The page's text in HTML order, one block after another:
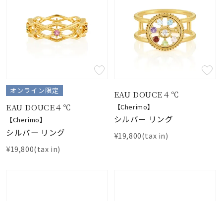
オンライン限定
EAU DOUCE４℃
【Cherimo】
シルバー リング
¥19,800(tax in)
EAU DOUCE４℃
【Cherimo】
シルバー リング
¥19,800(tax in)